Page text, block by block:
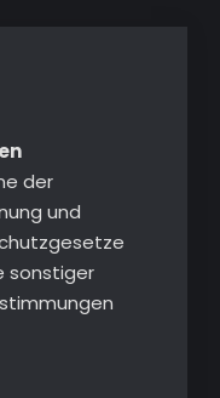
der
und
sonstiger